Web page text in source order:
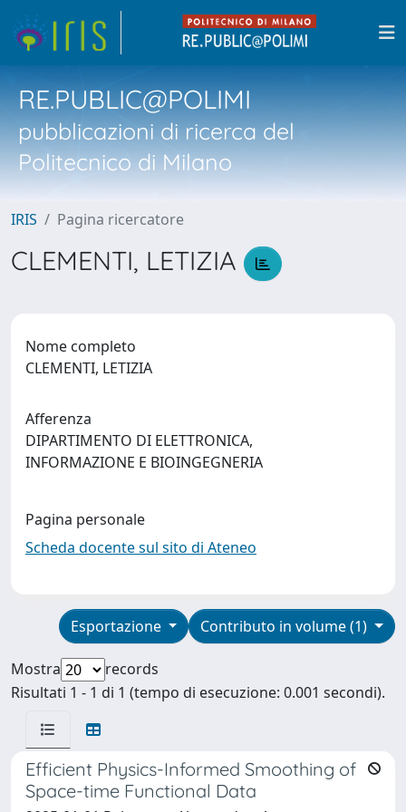
RE.PUBLIC@POLIMI
pubblicazioni di ricerca del
Politecnico di Milano
IRIS Pagina ricercatore
CLEMENTI, LETIZIA
Nome completo
CLEMENTI, LETIZIA
Afferenza
DIPARTIMENTO DI ELETTRONICA,
INFORMAZIONE E BIOINGEGNERIA
Pagina personale
Scheda docente sul sito di Ateneo
Contributo in volume (1)
Esportazione
Mostra
records
Risultati 1 - 1 di 1 (tempo di esecuzione: 0.001 secondi).
Efficient Physics-Informed Smoothing of
Space-time Functional Data